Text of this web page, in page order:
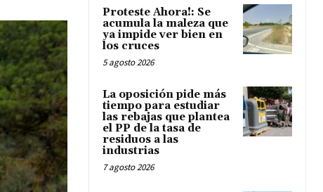
Proteste Ahora!: Se
acumula la maleza que
ya impide ver bien en
los cruces
5 agosto 2026
La oposición pide más
tiempo para estudiar
las rebajas que plantea
el PP de la tasa de
residuos a las
industrias
7 agosto 2026